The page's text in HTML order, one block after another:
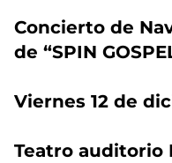
Concierto de
de “SPIN
Viernes 12 de
Teatro auditorio